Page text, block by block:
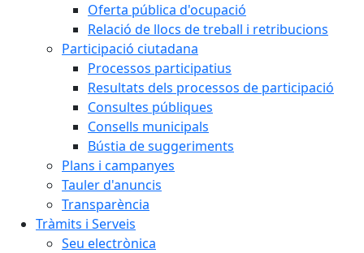
Oferta pública d'ocupació
Relació de llocs de treball i retribucions
Participació ciutadana
Processos participatius
Resultats dels processos de participació
Consultes públiques
Consells municipals
Bústia de suggeriments
Plans i campanyes
Tauler d'anuncis
Transparència
Tràmits i Serveis
Seu electrònica